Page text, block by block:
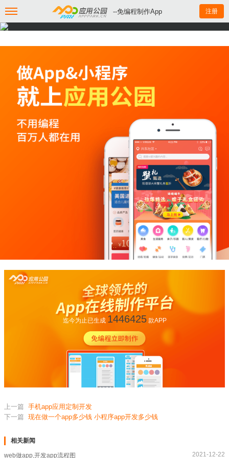
--免编程制作App 注册
迄今为止已生成 1446425款APP
上一篇 手机app应用定制开发
下一篇 现在做一个app多少钱 小程序app开发多少钱
相关新闻
web做app,开发app流程图 2021-12-22